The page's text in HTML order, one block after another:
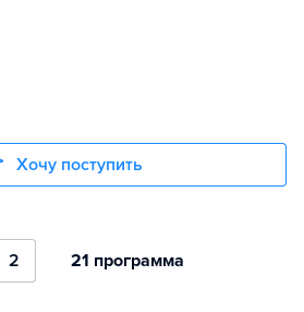
Хочу поступить
2 21 программа